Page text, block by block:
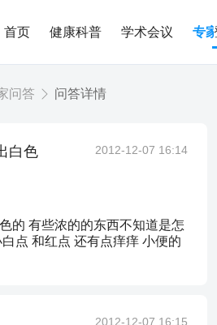
首页 健康科普 学术会议 专
问答 问答详情
白色 2012-12-07 16:14
的 有些浓的的东西不知道是怎
点 和红点 还有点痒痒 小便的
2012-12-07 16:15